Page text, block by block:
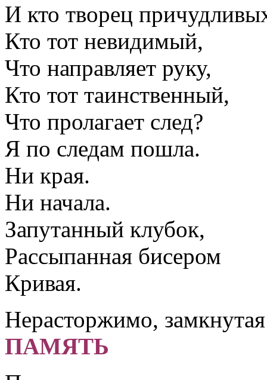
И кто творец
Кто тот невидимый,
Что направляет руку,
Кто тот таинственный,
Что пролагает след?
Я по следам пошла.
Ни края.
Ни начала.
Запутанный клубок,
Рассыпанная бисером
Кривая.
Нерасторжимо,
ПАМЯТЬ